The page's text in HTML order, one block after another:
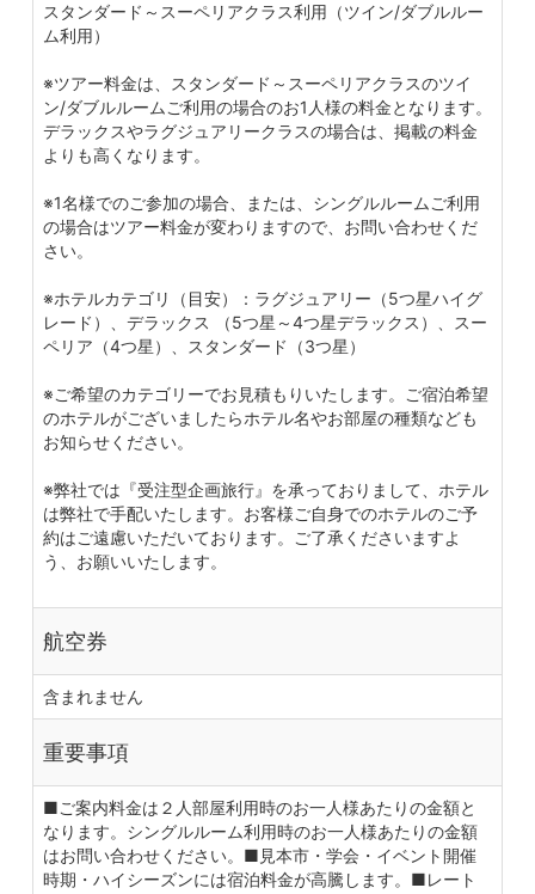
スタンダード～スーペリアクラス利用（ツイン/ダブルルー
ム利用）
※ツアー料金は、スタンダード～スーペリアクラスのツイ
ン/ダブルルームご利用の場合のお1人様の料金となります。
デラックスやラグジュアリークラスの場合は、掲載の料金
よりも高くなります。
※1名様でのご参加の場合、または、シングルルームご利用
の場合はツアー料金が変わりますので、お問い合わせくだ
さい。
※ホテルカテゴリ（目安）：ラグジュアリー（5つ星ハイグ
レード）、デラックス （5つ星～4つ星デラックス）、スー
ペリア（4つ星）、スタンダード（3つ星）
※ご希望のカテゴリーでお見積もりいたします。ご宿泊希望
のホテルがございましたらホテル名やお部屋の種類なども
お知らせください。
※弊社では『受注型企画旅行』を承っておりまして、ホテル
は弊社で手配いたします。お客様ご自身でのホテルのご予
約はご遠慮いただいております。ご了承くださいますよ
う、お願いいたします。
航空券
含まれません
重要事項
■ご案内料金は２人部屋利用時のお一人様あたりの金額と
なります。シングルルーム利用時のお一人様あたりの金額
はお問い合わせください。■見本市・学会・イベント開催
時期・ハイシーズンには宿泊料金が高騰します。■レート